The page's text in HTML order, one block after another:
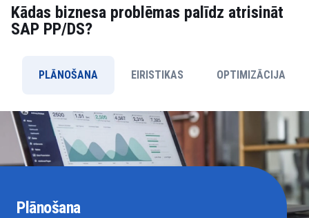
Kādas biznesa problēmas palīdz atrisināt
SAP PP/DS?
PLĀNOŠANA EIRISTIKAS OPTIMIZĀCIJA
Plānošana